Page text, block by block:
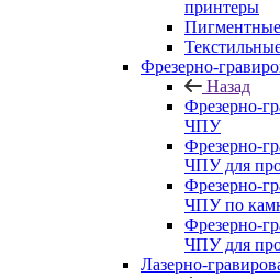
принтеры
Фрезерно-
Назад
Фрезерно-
ЧПУ
Фрезерно-
ЧПУ для
Фрезерно-
ЧПУ по
Фрезерно-
ЧПУ для
Лазерно-